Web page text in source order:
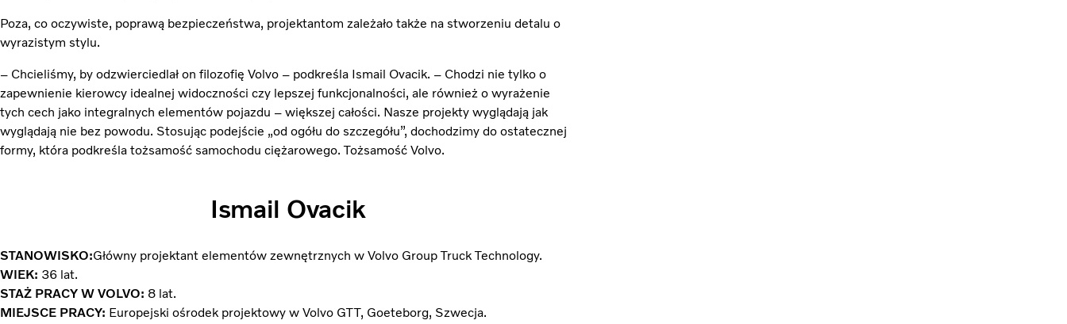
Poza, co oczywiste, poprawą bezpieczeństwa, projektantom zależało także na stworzeniu detalu o
wyrazistym stylu.
– Chcieliśmy, by odzwierciedlał on filozofię Volvo – podkreśla Ismail Ovacik. – Chodzi nie tylko o
zapewnienie kierowcy idealnej widoczności czy lepszej funkcjonalności, ale również o wyrażenie
tych cech jako integralnych elementów pojazdu – większej całości. Nasze projekty wyglądają jak
wyglądają nie bez powodu. Stosując podejście „od ogółu do szczegółu”, dochodzimy do ostatecznej
formy, która podkreśla tożsamość samochodu ciężarowego. Tożsamość Volvo.
Ismail Ovacik
STANOWISKO:Główny projektant elementów zewnętrznych w Volvo Group Truck Technology.
WIEK: 36 lat.
STAŻ PRACY W VOLVO: 8 lat.
MIEJSCE PRACY: Europejski ośrodek projektowy w Volvo GTT, Goeteborg, Szwecja.